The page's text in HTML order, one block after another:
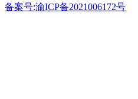
备案号:渝ICP备2021006172号